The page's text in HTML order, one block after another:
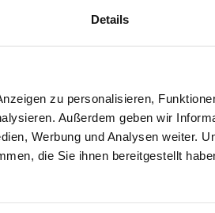
Details
zu personalisieren,
Außerdem geben wir
Werbung und Analysen weiter.
die Sie ihnen bereitgestellt
Add to Wish List
Bibliographical data
durch eine Abfolge sensibler